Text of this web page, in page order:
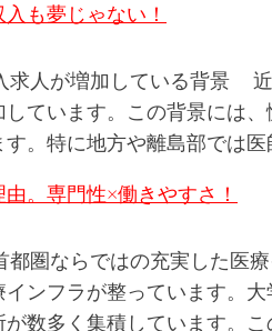
も夢じゃない！
求人が増加している背景
ています。この背景には
。特に地方や離島部では
。専門性×働きやすさ！
都圏ならではの充実した医
ンフラが整っています。
数多く集積しています。